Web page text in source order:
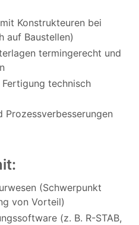
Konstrukteuren bei
auf Baustellen)
termingerecht und
technisch
Prozessverbesserungen
(Schwerpunkt
von Vorteil)
(z. B. R-STAB,